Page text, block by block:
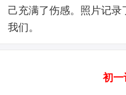
己充满了伤感。照片记
我们。
初一